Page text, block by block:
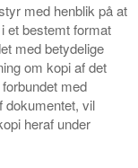
med henblik på at
et bestemt format
med betydelige
om kopi af det
med
dokumentet, vil
heraf under